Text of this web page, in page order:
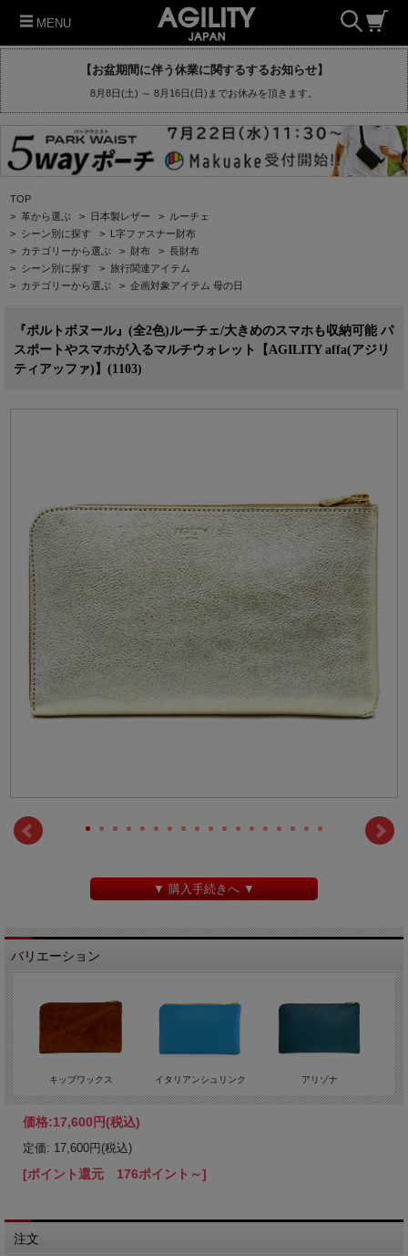
MENU
【お盆期間に伴う休業に関するするお知らせ】
8月8日(土) ～ 8月16日(日)までお休みを頂きます。
TOP
> 革から選ぶ > 日本製レザー > ルーチェ
> シーン別に探す > L字ファスナー財布
> カテゴリーから選ぶ > 財布 > 長財布
> シーン別に探す > 旅行関連アイテム
> カテゴリーから選ぶ > 企画対象アイテム 母の日
『ポルトボヌール』(全2色)ルーチェ/大きめのスマホも収納可能 パ
スポートやスマホが入るマルチウォレット【AGILITY affa(アジリ
ティアッファ)】(1103)
▼ 購入手続きへ ▼
バリエーション
キップワックス イタリアンシュリンク アリゾナ
価格:17,600円(税込)
定価: 17,600円(税込)
[ポイント還元 176ポイント～]
注文